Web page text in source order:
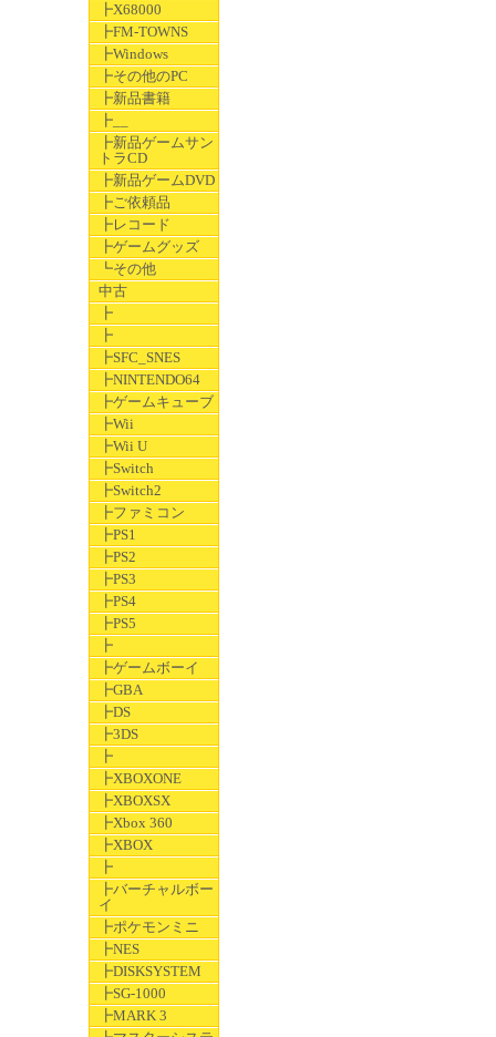
┣X68000
┣FM-TOWNS
┣Windows
┣その他のPC
┣新品書籍
┣__
┣新品ゲームサン
トラCD
┣新品ゲームDVD
┣ご依頼品
┣レコード
┣ゲームグッズ
┗その他
中古
┣
┣
┣SFC_SNES
┣NINTENDO64
┣ゲームキューブ
┣Wii
┣Wii U
┣Switch
┣Switch2
┣ファミコン
┣PS1
┣PS2
┣PS3
┣PS4
┣PS5
┣
┣ゲームボーイ
┣GBA
┣DS
┣3DS
┣
┣XBOXONE
┣XBOXSX
┣Xbox 360
┣XBOX
┣
┣バーチャルボー
イ
┣ポケモンミニ
┣NES
┣DISKSYSTEM
┣SG-1000
┣MARK 3